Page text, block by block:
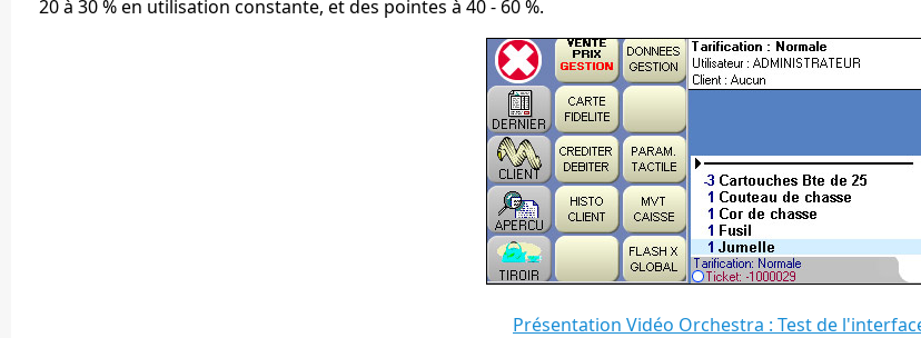
20 à 30 % en utilisation constante, et des pointes à 40 - 60 %.
Présentation Vidéo Orchestra : Test de